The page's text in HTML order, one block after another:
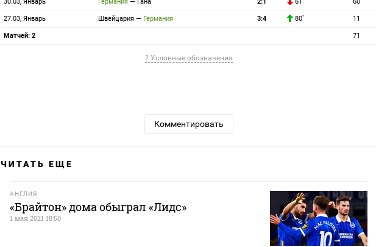
27.03, Январь Швейцария — Германия 3:4 80` 11
Матчей: 2 71
? Условные обозначения
Комментировать
ЧИТАТЬ ЕЩЕ
АНГЛИЯ
«Брайтон» дома обыграл «Лидс»
1 мая 2021 18:50